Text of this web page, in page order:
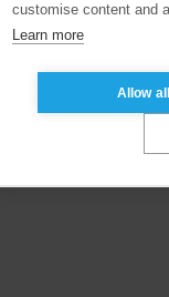
customise content and
Learn more
Allow all